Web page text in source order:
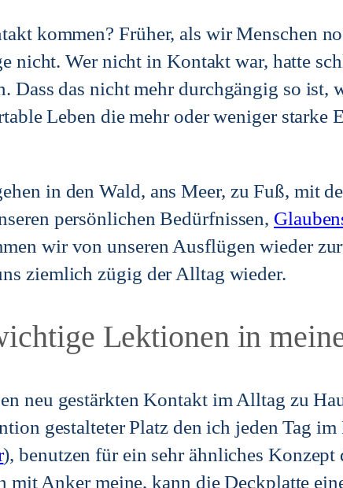
kommen? Früher, als wir Menschen
nicht. Wer nicht in Kontakt war, hatte
Dass das nicht mehr durchgängig so ist,
Leben die mehr oder weniger starke
in den Wald, ans Meer, zu Fuß, mit
persönlichen Bedürfnissen,
wir von unseren Ausflügen wieder
ziemlich zügig der Alltag wieder.
Lektionen in
neu gestärkten Kontakt im Alltag zu
gestalteter Platz den ich jeden Tag
), benutzen für ein sehr ähnliches Konzept
Anker meine, kann die Deckplatte